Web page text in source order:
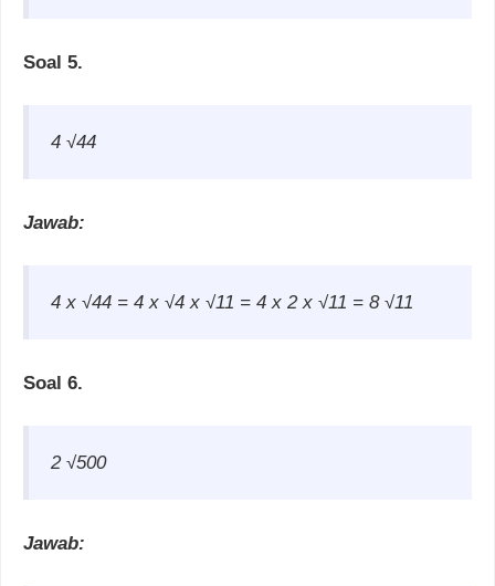
Soal 5.
4 √44
Jawab:
4 x √44 = 4 x √4 x √11 = 4 x 2 x √11 = 8 √11
Soal 6.
2 √500
Jawab: